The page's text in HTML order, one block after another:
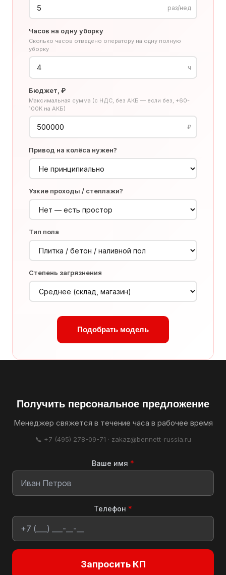
раз/нед
Часов на одну уборку
Сколько часов отведено оператору на одну полную
уборку
ч
Бюджет, ₽
Максимальная сумма (с НДС, без АКБ — если без, +60-
100К на АКБ)
₽
Привод на колёса нужен?
Узкие проходы / стеллажи?
Тип пола
Степень загрязнения
Подобрать модель
Получить персональное предложение
Менеджер свяжется в течение часа в рабочее время
📞 +7 (495) 278-09-71 · zakaz@bennett-russia.ru
Ваше имя *
Телефон *
Запросить КП